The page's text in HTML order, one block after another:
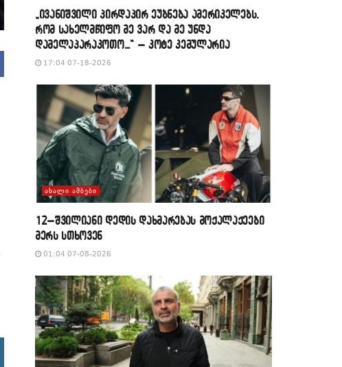
„ივანიშვილი პირდაპირ ეუბნება ამერიკელებს,
რომ სახელმწიფო მე ვარ და მე უნდა
დამელაპარაკოთო…“ – კოტე კემულარია
17:04 07-18-2026
ᲐᲮᲐᲚᲘ ᲐᲛᲑᲔᲑᲘ
12–შვილიანი დედის დახმარებას მოქალაქეები
მერს სთხოვენ
01:04 07-08-2026